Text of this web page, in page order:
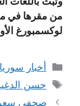
من مقرها في
لوكسمبورغ
التصنيفات
أخبار سوريا
الوسوم
حسن
صحفي